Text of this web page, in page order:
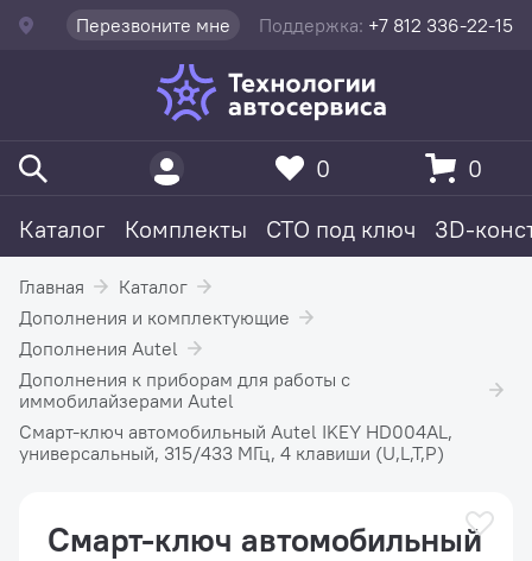
Перезвоните мне Поддержка: +7 812 336-22-15
Каталог Комплекты СТО под ключ 3D-
0 0
Главная
Каталог
Дополнения и комплектующие
Дополнения Autel
Дополнения к приборам для работы с
иммобилайзерами Autel
Смарт-ключ автомобильный Autel IKEY HD004AL,
универсальный, 315/433 МГц, 4 клавиши (U,L,T,P)
Смарт-ключ автомобильный